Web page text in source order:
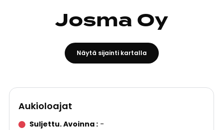
Josma Oy
Näytä sijainti kartalla
Aukioloajat
Suljettu. Avoinna -